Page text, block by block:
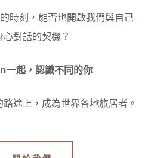
時刻，能否也開啟我們與自己
心對話的契機？
一起，認識不同的你
途上，成為世界各地旅居者。